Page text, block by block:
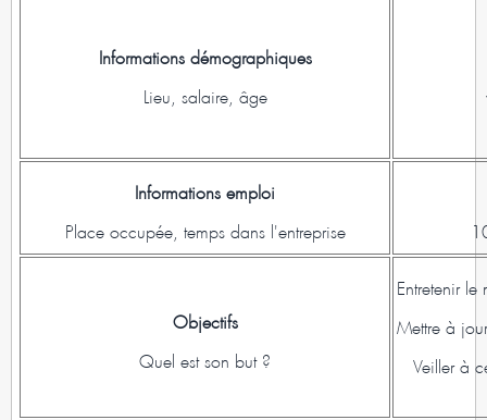
Informations démographiques
Lieu, salaire, âge
Informations emploi
Place occupée, temps dans l'entreprise
Objectifs
Quel est son but ?
Entretenir le
Mettre à
Veiller à